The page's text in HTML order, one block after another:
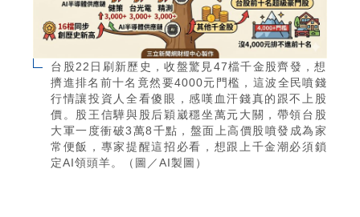
台股22日刷新歷史，收盤驚見47檔千金股齊發，想
擠進排名前十名竟然要4000元門檻，這波全民噴錢
行情讓投資人全看傻眼，感嘆血汗錢真的跟不上股
價。股王信驊與股后穎崴穩坐萬元大關，帶領台股
大軍一度衝破3萬8千點，盤面上高價股噴發成為家
常便飯，專家提醒這招必看，想跟上千金潮必須鎖
定AI領頭羊。（圖／AI製圖）